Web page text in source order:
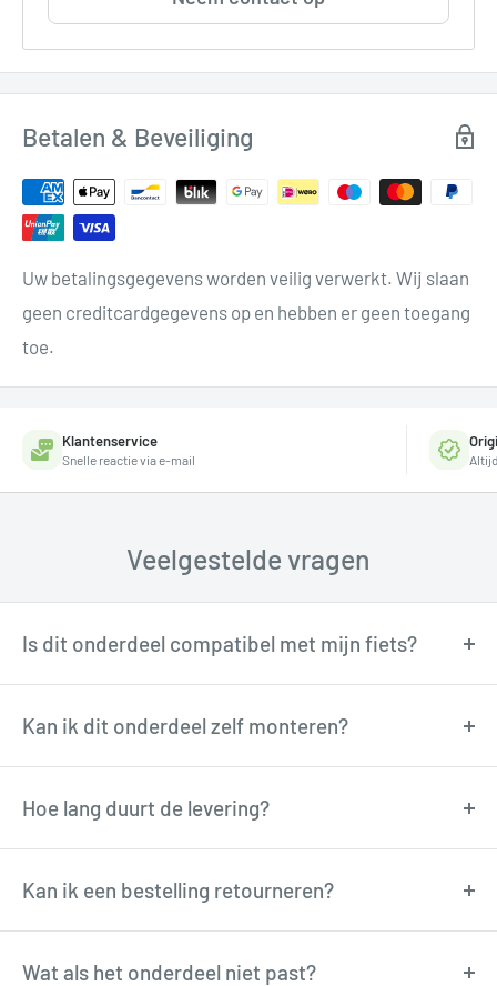
Betalen & Beveiliging
Uw betalingsgegevens worden veilig verwerkt. Wij slaan
geen creditcardgegevens op en hebben er geen toegang
toe.
Klantenservice
Snelle reactie via e-mail
Veelgestelde vragen
Is dit onderdeel compatibel met mijn fiets?
Onze fietstechnici kunnen je adviseren over
compatibiliteit. Neem contact op via
Kan ik dit onderdeel zelf monteren?
Veel onderdelen zijn goed zelf te monteren met
basisgereedschap. Twijfel je? Onze technici
Hoe lang duurt de levering?
Besteld voor 12:00u? Dan verzenden wij de volgende
werkdag. Levering in1-4 werkdagenin België en
Kan ik een bestelling retourneren?
Ja, je hebt14 dagen bedenktijd. Retourneren is
eenvoudig, de retourkosten zijn voor rekening van
Wat als het onderdeel niet past?